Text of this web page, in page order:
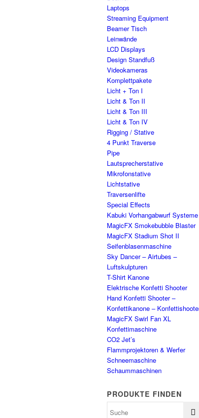
Laptops
Streaming Equipment
Beamer Tisch
Leinwände
LCD Displays
Design Standfuß
Videokameras
Komplettpakete
Licht + Ton I
Licht & Ton II
Licht & Ton III
Licht & Ton IV
Rigging / Stative
4 Punkt Traverse
Pipe
Lautsprecherstative
Mikrofonstative
Lichtstative
Traversenlifte
Special Effects
Kabuki Vorhangabwurf Systeme
MagicFX Smokebubble Blaster
MagicFX Stadium Shot II
Seifenblasenmaschine
Sky Dancer – Airtubes –
Luftskulpturen
T-Shirt Kanone
Elektrische Konfetti Shooter
Hand Konfetti Shooter –
Konfettikanone –
MagicFX Swirl Fan XL
Konfettimaschine
CO2 Jet’s
Flammprojektoren & Werfer
Schneemaschine
Schaummaschinen
PRODUKTE FINDEN